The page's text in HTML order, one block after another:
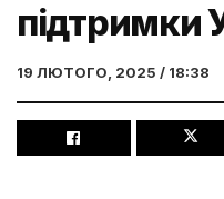
підтримки
19 ЛЮТОГО, 2025 / 18:38